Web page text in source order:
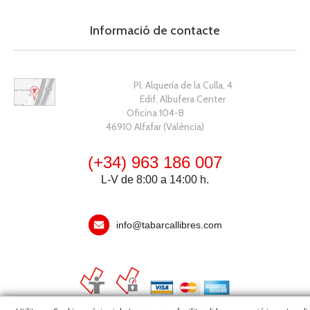
Informació de contacte
Pl. Alquería de la Culla, 4
Edif. Albufera Center
Oficina 104-B
46910 Alfafar (València)
(+34) 963 186 007
L-V de 8:00 a 14:00 h.
info@tabarcallibres.com